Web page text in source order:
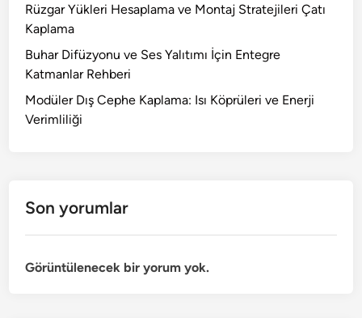
Rüzgar Yükleri Hesaplama ve Montaj Stratejileri Çatı
Kaplama
Buhar Difüzyonu ve Ses Yalıtımı İçin Entegre
Katmanlar Rehberi
Modüler Dış Cephe Kaplama: Isı Köprüleri ve Enerji
Verimliliği
Son yorumlar
Görüntülenecek bir yorum yok.